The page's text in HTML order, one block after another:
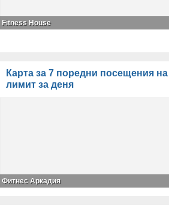
Fitness House
Карта за 7 поредни посещения
лимит за деня
Фитнес Аркадия